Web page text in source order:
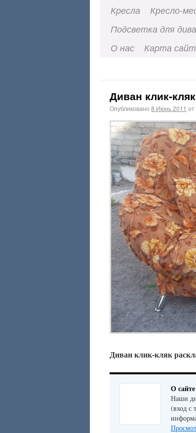
Кресла
Кресло-
Подсветка для
О нас
Карта
Диван клик-
Опубликовано 8 Июнь 2011 от
Диван клик-кляк
О
Наши
(вход с